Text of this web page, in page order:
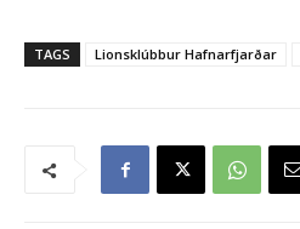
TAGS Lionsklúbbur Hafnarfjarðar